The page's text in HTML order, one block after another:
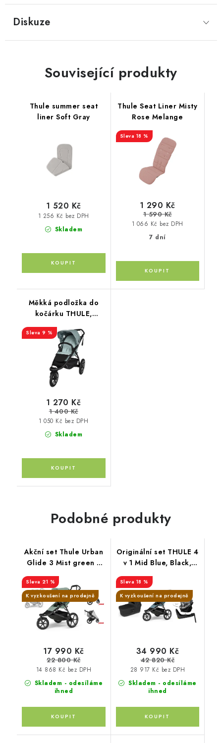
Diskuze
Související produkty
Thule summer seat
liner Soft Gray
Skladem
1 256 Kč bez DPH
1 520 Kč
Thule Seat Liner Misty
Rose Melange
18 %
7 dní
1 066 Kč bez DPH
1 290 Kč
1 590 Kč
Měkká podložka do
kočárku THULE,
Froté/Bambus
9 %
Skladem
1 050 Kč bez DPH
1 270 Kč
1 400 Kč
Podobné produkty
Akční set Thule Urban
Glide 3 Mist green s
Altabebe moskytiéra +
pláštěnka + madlo
Thule
21 %
K vyzkoušení na prodejně
Skladem - odesíláme
ihned
14 868 Kč bez DPH
17 990 Kč
22 800 Kč
Originální set THULE 4
v 1 Mid Blue, Black,
18 %
K vyzkoušení na prodejně
Skladem - odesíláme
ihned
28 917 Kč bez DPH
34 990 Kč
42 820 Kč